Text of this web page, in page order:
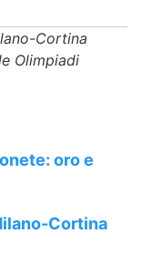
Cortina
Olimpiadi
oro e
Cortina